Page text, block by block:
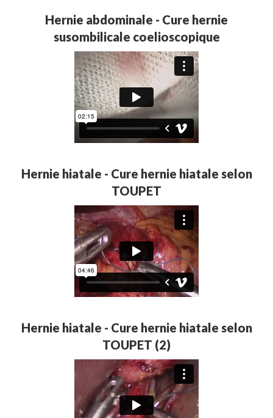
Hernie abdominale - Cure hernie
susombilicale coelioscopique
Hernie hiatale - Cure hernie hiatale selon
TOUPET
Hernie hiatale - Cure hernie hiatale selon
TOUPET (2)